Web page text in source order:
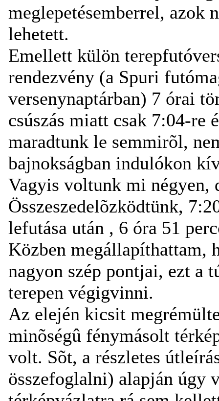
meglepetésemberrel, azok
lehetett.
Emellett külön
rendezvény (a Spuri
versenynaptárban) 7 órai
csúszás miatt csak 7:04-re
maradtunk le semmirõl,
bajnokságban indulókon
Vagyis voltunk mi négyen,
Összeszedelõzködtünk,
lefutása után , 6 óra 51
Közben megállapíthattam,
nagyon szép pontjai, ezt a
terepen végigvinni.
Az elején kicsit
minõségû fénymásolt
volt. Sõt, a részletes
összefoglalni) alapján úgy